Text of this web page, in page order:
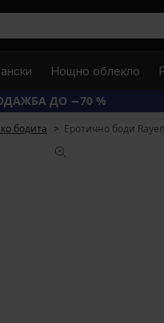
Нощно облекло
ДО −70 %
бодита Еротично боди